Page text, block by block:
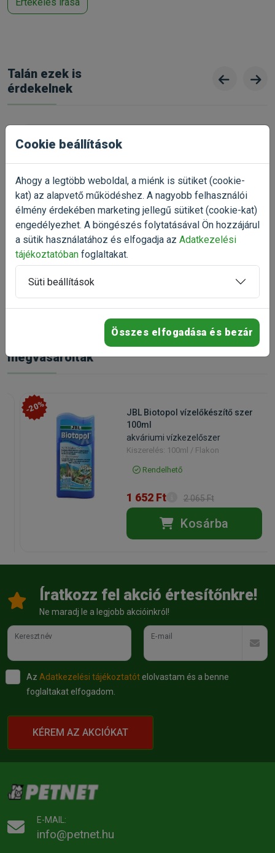
Értékelés írása
Talán ezek is
érdekelnek
-25%
Kiszerelés: 100ml / Flakon
Raktáron
1 432 Ft 1 909 Ft
megvásárolták
-20%
JBL Biotopol vízelőkészítő szer
100ml
akváriumi vízkezelőszer
Kiszerelés: 100ml / Flakon
Rendelhető
1 652 Ft 2 065 Ft
Kosárba
Íratkozz fel akció értesítőnkre!
Ne maradj le a legjobb akcióinkról!
Keresztnév E-mail
Az Adatkezelési tájékoztatót elolvastam és a benne
foglaltakat elfogadom.
KÉREM AZ AKCIÓKAT
E-MAIL:
info@petnet.hu
Cookie beállítások
Ahogy a legtöbb weboldal, a miénk is sütiket (cookie-
kat) az alapvető működéshez. A nagyobb felhasználói
élmény érdekében marketing jellegű sütiket (cookie-kat)
engedélyezhet. A böngészés folytatásával Ön hozzájárul
a sütik használatához és elfogadja az Adatkezelési
tájékoztatóban foglaltakat.
Süti beállítások
Összes elfogadása és bezár